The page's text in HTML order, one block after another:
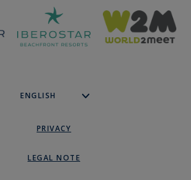
PRIVACY
LEGAL NOTE